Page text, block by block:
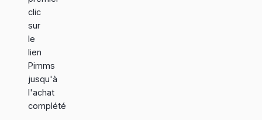
clic
sur
le
lien
Pimms
jusqu'à
l'achat
complété